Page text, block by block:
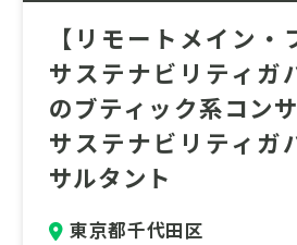
【リモートメイン・
サステナビリティガ
のブティック系コン
サステナビリティガ
サルタント
東京都千代田区